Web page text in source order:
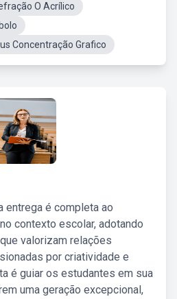
O Acrílico
Concentração Grafico
entrega é completa ao
contexto escolar, adotando
valorizam relações
por criatividade e
é guiar os estudantes em sua
uma geração excepcional,